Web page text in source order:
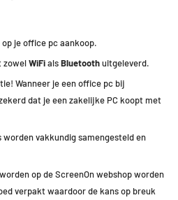
op je office pc aankoop.
zowelWiFialsBluetoothuitgeleverd.
Wanneer je een office pc bij
dat je een zakelijke PC koopt met
vakkundig samengesteld en
op de ScreenOn webshop worden
verpakt waardoor de kans op breuk